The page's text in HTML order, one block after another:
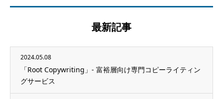
最新記事
2024.05.08
「Root Copywriting」- 富裕層向け専門コピーライティン
グサービス